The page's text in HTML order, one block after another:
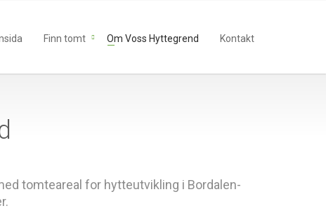
Finn tomt Om Voss Hyttegrend Kontakt
tomteareal for hytteutvikling i Bordalen-